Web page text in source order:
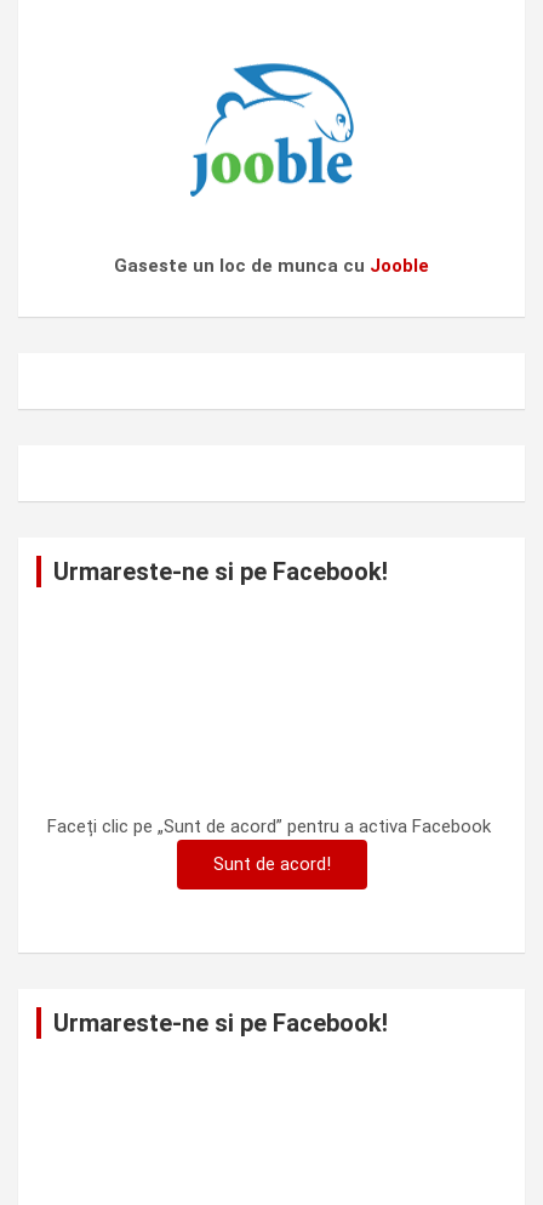
Gaseste un loc de munca cu Jooble
Urmareste-ne si pe Facebook!
Faceți clic pe „Sunt de acord” pentru a activa Facebook
Sunt de acord!
Urmareste-ne si pe Facebook!